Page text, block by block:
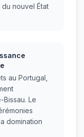
nouvel État
au Portugal,
Le
domination